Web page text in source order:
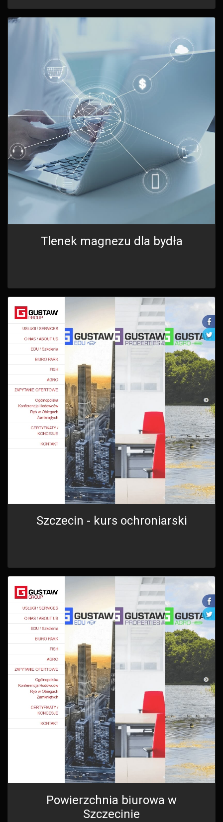
Tlenek magnezu dla bydła
Szczecin - kurs ochroniarski
Powierzchnia biurowa w
Szczecinie